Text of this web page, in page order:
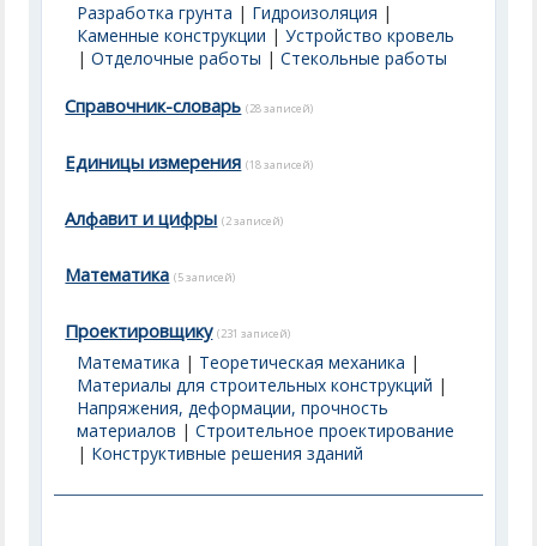
Разработка грунта | Гидроизоляция |
Каменные конструкции |Устройство кровель
|Отделочные работы |Стекольные работы
Справочник-словарь (28 записей)
Единицы измерения (18 записей)
Алфавит и цифры (2 записей)
Математика (5 записей)
Проектировщику (231 записей)
Математика | Теоретическая механика |
Материалы для строительных конструкций |
Напряжения, деформации, прочность
материалов |Строительное проектирование
| Конструктивные решения зданий